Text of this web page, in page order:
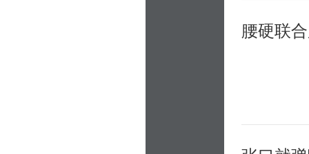
腰硬联